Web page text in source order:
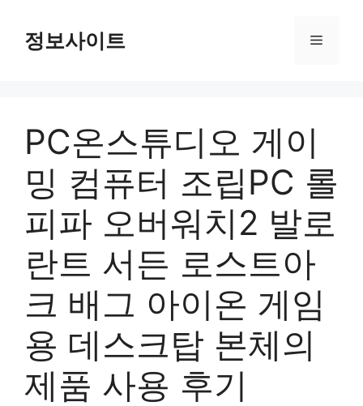
content정보사이트 Menu
PC온스튜디오 게이
밍 컴퓨터 조립PC 롤
피파 오버워치2 발로
란트 서든 로스트아
크 배그 아이온 게임
용 데스크탑 본체의
제품 사용 후기